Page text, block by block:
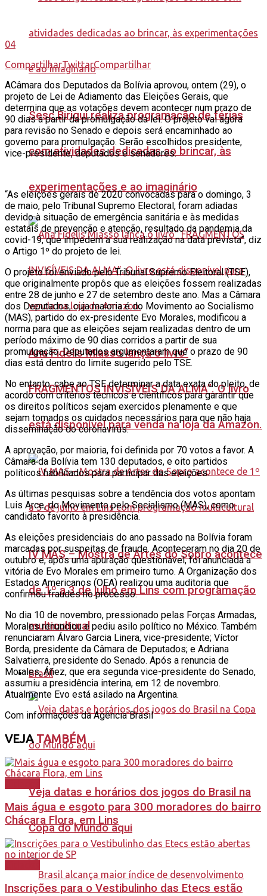
Sesc Birigui realiza programação de férias
com atividades dedicadas ao brincar, às
experimentações e ao imaginário
Ana Fidelis Miasso lança o livro”
FRAGMENTOS INVISÍVEIS DA ALMA”. O livro
está disponível para venda na loja da Amazon.
IV MAS – Mostra de Artes do Sopro acontece
de 1º a 3 de julho em Lins com programação
multicultural
Brasil
Veja datas e horários dos jogos do Brasil na
Copa do Mundo aqui
04
CompartilharTwittarCompartilhar
ACâmara dos Deputados da Bolívia aprovou, ontem (29), o
projeto de Lei de Adiamento das Eleições Gerais, que
determina que as votações devem acontecer num prazo de
90 dias a partir da promulgação da lei. O projeto vai agora
para revisão no Senado e depois será encaminhado ao
governo para promulgação. Serão escolhidos presidente,
vice-presidente, deputados e senadores.
“As eleições gerais de 2020 convocadas para o domingo, 3
de maio, pelo Tribunal Supremo Electoral, foram adiadas
devido à situação de emergência sanitária e às medidas
estatais de prevenção e atenção, resultado da pandemia da
covid-19, que impedem a sua realização na data prevista”, diz
o Artigo 1º do projeto de lei.
O projeto foi enviado pelo Tribunal Supremo Eleitoral (TSE),
que originalmente propôs que as eleições fossem realizadas
entre 28 de junho e 27 de setembro deste ano. Mas a Câmara
dos Deputados, cuja maioria é do Movimento ao Socialismo
(MAS), partido do ex-presidente Evo Morales, modificou a
norma para que as eleições sejam realizadas dentro de um
período máximo de 90 dias corridos a partir de sua
promulgação. Deputados argumentaram que o prazo de 90
dias está dentro do limite sugerido pelo TSE.
No entanto, cabe ao TSE determinar a data exata do pleito, de
acordo com critérios técnicos e científicos para garantir que
os direitos políticos sejam exercidos plenamente e que
sejam tomados os cuidados necessários para que não haja
disseminação do coronavírus.
A aprovação, por maioria, foi definida por 70 votos a favor. A
Câmara da Bolívia tem 130 deputados, e oito partidos
políticos habilitados para participar das eleições.
As últimas pesquisas sobre a tendência dos votos apontam
Luis Arce, do Movimento pelo Socialismo (MAS), como
candidato favorito à presidência.
As eleições presidenciais do ano passado na Bolívia foram
marcadas por suspeitas de fraude. Aconteceram no dia 20 de
outubro e, após uma apuração questionável, foi anunciada a
vitória de Evo Morales em primeiro turno. A Organização dos
Estados Americanos (OEA) realizou uma auditoria que
confirmou fraudes no processo.
No dia 10 de novembro, pressionado pelas Forças Armadas,
Morales renunciou e pediu asilo político no México. Também
renunciaram Álvaro Garcia Linera, vice-presidente; Víctor
Borda, presidente da Câmara de Deputados; e Adriana
Salvatierra, presidente do Senado. Após a renuncia de
Morales, Áñez, que era segunda vice-presidente do Senado,
assumiu a presidência interina, em 12 de novembro.
Atualmente Evo está asilado na Argentina.
Com informações da Agência Brasil
VEJATAMBÉM
Mais água e esgoto para 300 moradores do bairro
Chácara Flora, em Lins
Inscrições para o Vestibulinho das Etecs estão